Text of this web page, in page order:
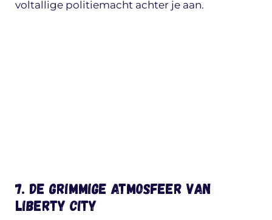
voltallige politiemacht achter je aan.
7. De grimmige atmosfeer van
Liberty City